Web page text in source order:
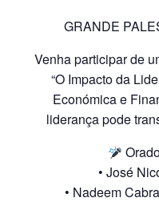
GRANDE
Venha participar de
“O Impacto da
Económica e
liderança pode
• José
• Nadeem